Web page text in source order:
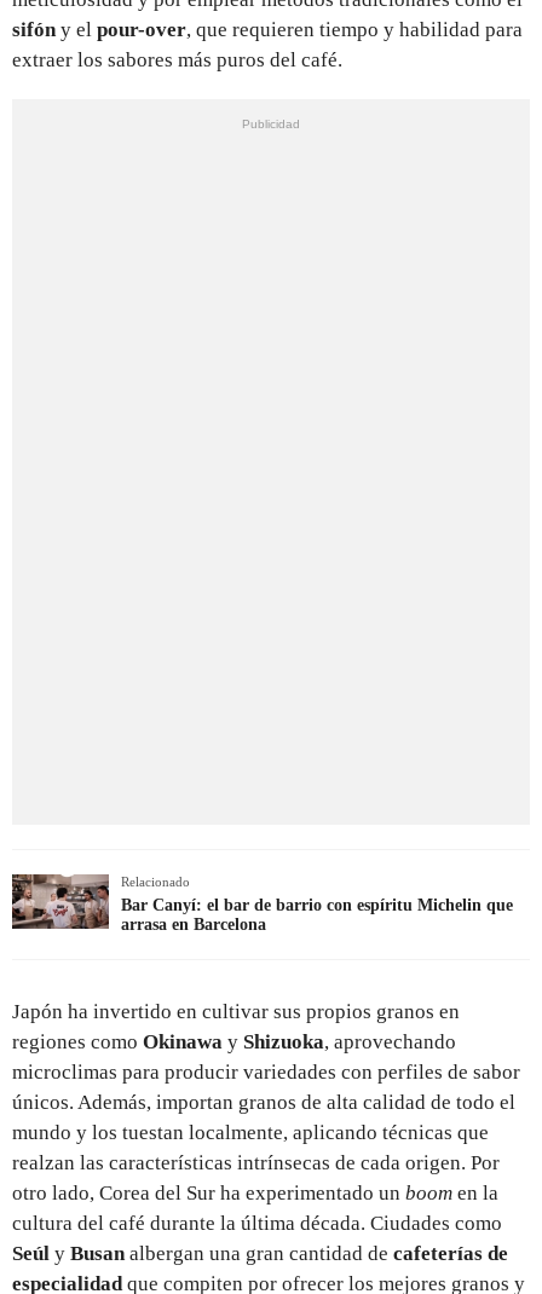
sifóny el pour-over, que requieren tiempo y habilidad para
extraer los sabores más puros del café.
Relacionado
Bar Canyí: el bar de barrio con espíritu Michelin que
arrasa en Barcelona
Japón ha invertido en cultivar sus propios granos en
regiones como Okinawa y Shizuoka, aprovechando
microclimas para producir variedades con perfiles de sabor
únicos. Además, importan granos de alta calidad de todo el
mundo y los tuestan localmente, aplicando técnicas que
realzan las características intrínsecas de cada origen. Por
otro lado, Corea del Sur ha experimentado un boom en la
cultura del café durante la última década. Ciudades como
Seúl y Busanalbergan una gran cantidad de cafeterías de
especialidadque compiten por ofrecer los mejores granos y